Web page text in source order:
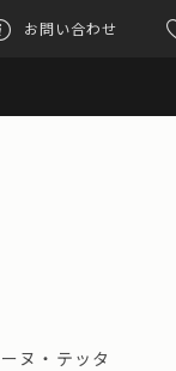
お問い合わせ
ヌ・テッタ